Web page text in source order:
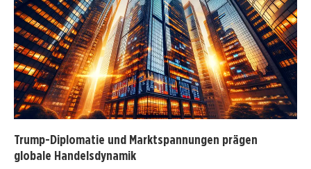
Trump-Diplomatie und Marktspannungen prägen
globale Handelsdynamik